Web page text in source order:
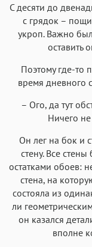
С десяти до
с грядок –
укроп. Важно
оставить
Поэтому где-то
время дневного
– Ого, да тут
Ничего
Он лег на бок и
стену. Все
остатками обоев:
стена, на
состояла из
ли
он казался
вполне